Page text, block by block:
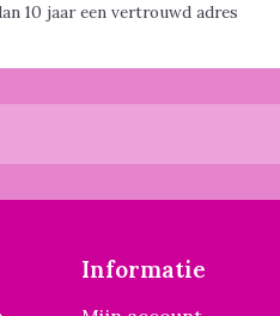
10 jaar een vertrouwd adres
Informatie